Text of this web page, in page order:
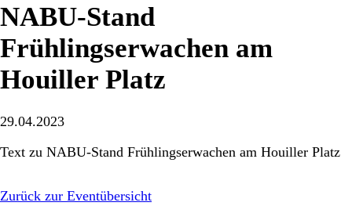
NABU-Stand
Frühlingserwachen am
Houiller Platz
29.04.2023
Text zu NABU-Stand Frühlingserwachen am Houiller Platz
Zurück zur Eventübersicht